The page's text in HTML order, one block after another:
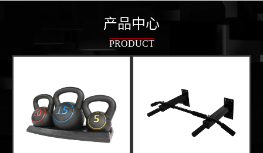
产品中心
PRODUCT